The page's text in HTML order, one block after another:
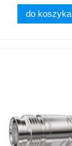
do koszyka